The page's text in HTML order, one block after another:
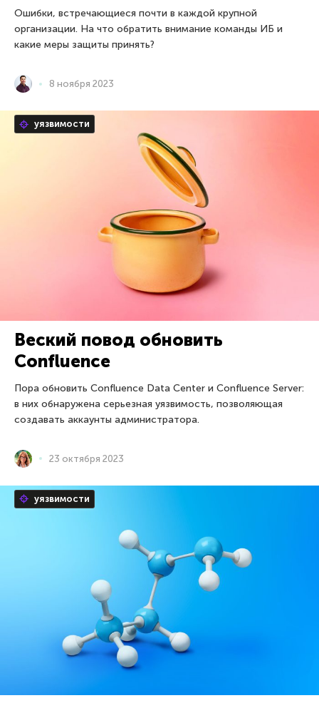
Ошибки, встречающиеся почти в каждой крупной
организации. На что обратить внимание команды ИБ и
какие меры защиты принять?
8 ноября 2023
уязвимости
Веский повод обновить
Confluence
Пора обновить Confluence Data Center и Confluence Server:
в них обнаружена серьезная уязвимость, позволяющая
создавать аккаунты администратора.
23 октября 2023
уязвимости